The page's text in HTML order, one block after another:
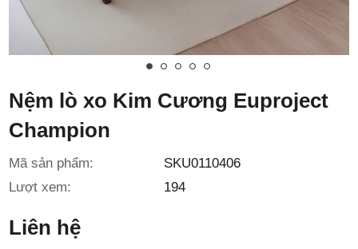
Tiền Lân,
xã Bà
Nệm lò xo Kim Cương Euproject
Champion
Mã sản phẩm:
SKU0110406
Lượt xem:
194
Liên hệ